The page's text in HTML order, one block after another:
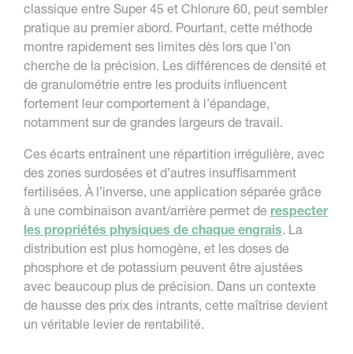
classique entre Super 45 et Chlorure 60, peut sembler
pratique au premier abord. Pourtant, cette méthode
montre rapidement ses limites dès lors que l’on
cherche de la précision. Les différences de densité et
de granulométrie entre les produits influencent
fortement leur comportement à l’épandage,
notamment sur de grandes largeurs de travail.
Ces écarts entraînent une répartition irrégulière, avec
des zones surdosées et d’autres insuffisamment
fertilisées. À l’inverse, une application séparée grâce
à une combinaison avant/arrière permet de respecter
les propriétés physiques de chaque engrais. La
distribution est plus homogène, et les doses de
phosphore et de potassium peuvent être ajustées
avec beaucoup plus de précision. Dans un contexte
de hausse des prix des intrants, cette maîtrise devient
un véritable levier de rentabilité.